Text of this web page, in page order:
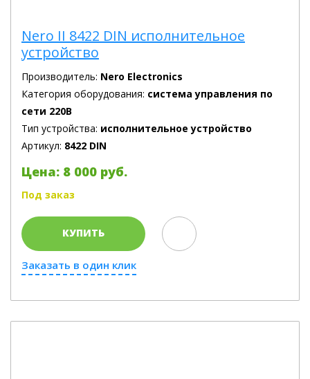
Nero II 8422 DIN исполнительное
устройство
Производитель: Nero Electronics
Категория оборудования: система управления по
сети 220В
Тип устройства: исполнительное устройство
Артикул: 8422 DIN
Цена: 8 000 руб.
Под заказ
КУПИТЬ
Заказать в один клик